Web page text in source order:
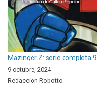
Mazinger Z: serie completa
9 octubre, 2024
Redaccion Robotto